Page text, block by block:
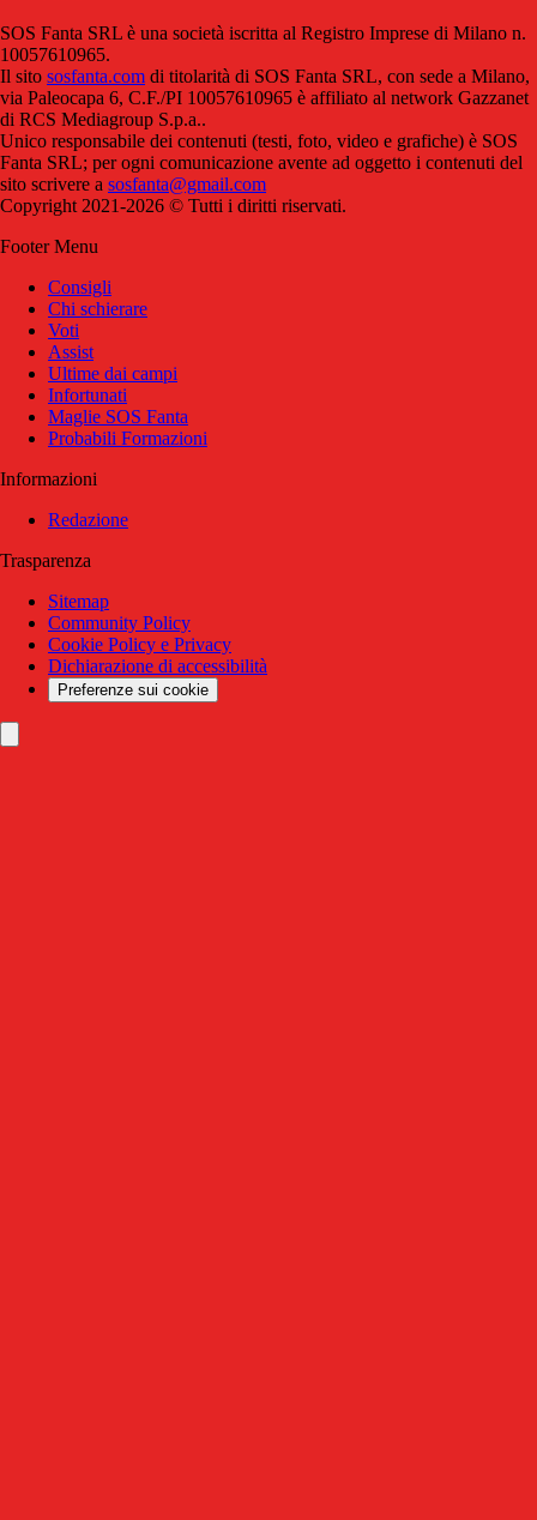
SOS Fanta SRL è una società iscritta al Registro Imprese di Milano n.
10057610965.
Il sito sosfanta.com di titolarità di SOS Fanta SRL, con sede a Milano,
via Paleocapa 6, C.F./PI 10057610965 è affiliato al network Gazzanet
di RCS Mediagroup S.p.a..
Unico responsabile dei contenuti (testi, foto, video e grafiche) è SOS
Fanta SRL; per ogni comunicazione avente ad oggetto i contenuti del
sito scrivere a sosfanta@gmail.com
Copyright 2021-2026 © Tutti i diritti riservati.
Footer Menu
Consigli
Chi schierare
Voti
Assist
Ultime dai campi
Infortunati
Maglie SOS Fanta
Probabili Formazioni
Informazioni
Redazione
Trasparenza
Sitemap
Community Policy
Cookie Policy e Privacy
Dichiarazione di accessibilità
Preferenze sui cookie